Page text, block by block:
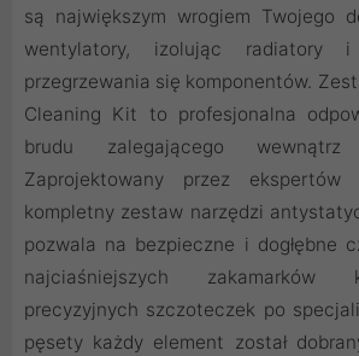
są największym wrogiem Twojego
wentylatory, izolując radiatory
przegrzewania się komponentów.
Cleaning Kit to profesjonalna
brudu zalegającego
Zaprojektowany przez
kompletny zestaw narzędzi
pozwala na bezpieczne i dogłębne
najciaśniejszych zakamarków
precyzyjnych szczoteczek po
pęsety każdy element został